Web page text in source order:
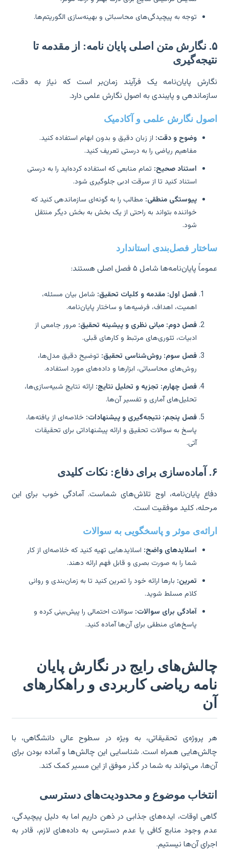
توجه به پیچیدگی‌های محاسباتی و بهینه‌سازی الگوریتم‌ها.
۵. نگارش متن اصلی پایان نامه: از مقدمه تا
پایان‌نامه یک فرآیند زمان‌بر است که نیاز به دقت،
و پایبندی به اصول نگارش علمی دارد.
نگارش علمی و آکادمیک
وضوح و دقت: از زبان دقیق و بدون ابهام استفاده کنید.
مفاهیم ریاضی را به درستی تعریف کنید.
استناد صحیح:تمام منابعی که استفاده کرده‌اید را به درستی
استناد کنید تا از سرقت ادبی جلوگیری شود.
پیوستگی منطقی:مطالب را به گونه‌ای سازماندهی کنید که
خواننده بتواند به راحتی از یک بخش به بخش دیگر منتقل
فصل‌بندی استاندارد
پایان‌نامه‌ها شامل ۵ فصل اصلی هستند:
فصل اول: مقدمه و کلیات تحقیق:شامل بیان مسئله،
اهمیت، اهداف، فرضیه‌ها و ساختار پایان‌نامه.
فصل دوم: مبانی نظری و پیشینه تحقیق:مرور جامعی از
ادبیات، تئوری‌های مرتبط و کارهای قبلی.
فصل سوم: روش‌شناسی تحقیق:توضیح دقیق مدل‌ها،
روش‌های محاسباتی، ابزارها و داده‌های مورد استفاده.
فصل چهارم: تجزیه و تحلیل نتایج:ارائه نتایج شبیه‌سازی‌ها،
تحلیل‌های آماری و تفسیر آن‌ها.
فصل پنجم: نتیجه‌گیری و پیشنهادات:خلاصه‌ای از یافته‌ها،
پاسخ به سوالات تحقیق و ارائه پیشنهاداتی برای تحقیقات
پایان‌نامه، اوج تلاش‌های شماست. آمادگی خوب برای این
کلید موفقیت است.
موثر و پاسخگویی به سوالات
اسلایدهای واضح:اسلایدهایی تهیه کنید که خلاصه‌ای از کار
شما را به صورت بصری و قابل فهم ارائه دهند.
تمرین:بارها ارائه خود را تمرین کنید تا به زمان‌بندی و روانی
کلام مسلط شوید.
آمادگی برای سوالات:سوالات احتمالی را پیش‌بینی کرده و
پاسخ‌های منطقی برای آن‌ها آماده کنید.
رایج در نگارش پایان
ریاضی کاربردی و راهکارهای
پروژه‌ی تحقیقاتی، به ویژه در سطوح عالی دانشگاهی، با
همراه است. شناسایی این چالش‌ها و آماده بودن برای
می‌تواند به شما در گذر موفق از این مسیر کمک کند.
موضوع و محدودیت‌های دسترسی
اوقات، ایده‌های جذابی در ذهن داریم اما به دلیل پیچیدگی،
وجود منابع کافی یا عدم دسترسی به داده‌های لازم، قادر به
آن‌ها نیستیم.